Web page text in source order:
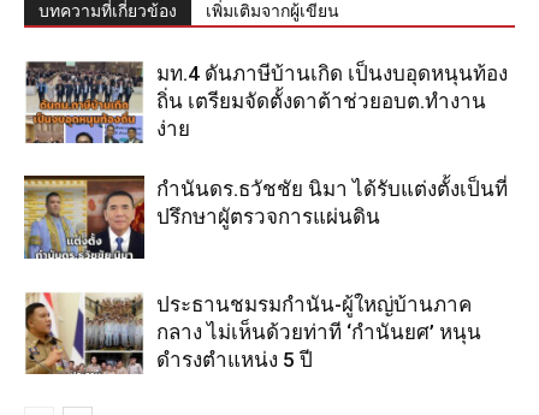
บทความที่เกี่ยวข้อง เพิ่มเติมจากผู้เขียน
มท.4 ดันภาษีบ้านเกิด เป็นงบอุดหนุนท้อง
ถิ่น เตรียมจัดตั้งดาต้าช่วยอบต.ทำงาน
ง่าย
กำนันดร.ธวัชชัย นิมา ได้รับแต่งตั้งเป็นที่
ปรึกษาผูัตรวจการแผ่นดิน
ประธานชมรมกำนัน-ผู้ใหญ่บ้านภาค
กลาง ไม่เห็นด้วยท่าที ‘กำนันยศ’ หนุน
ดำรงตำแหน่ง 5 ปี